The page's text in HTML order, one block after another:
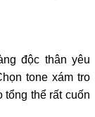
độc thân yêu
tone xám tro
tổng thể rất cuốn